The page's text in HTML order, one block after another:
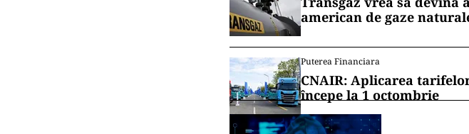
Vrei să fii mereu la curent cu
canalul de WhatsApp
POLITICĂ
județelor: „Nu mai putem